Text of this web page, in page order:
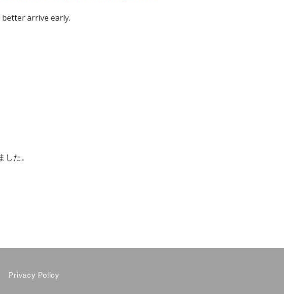
better arrive early.
た。
Privacy Policy